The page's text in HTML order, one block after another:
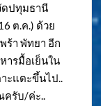
ดปทุมธานี
ต.ค.) ด้วย
ร้า พัทยา อีก
ารมื้อเย็นใน
ะแตะขึ้นไป..
รับ/ค่ะ..